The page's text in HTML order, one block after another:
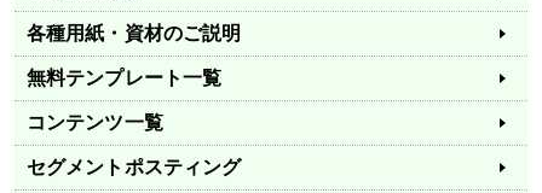
各種用紙・資材のご説明
無料テンプレート一覧
コンテンツ一覧
セグメントポスティング